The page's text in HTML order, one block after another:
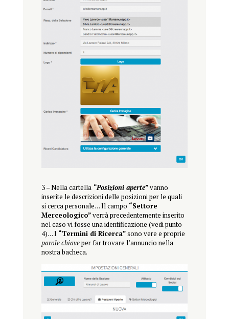
3 – Nella cartella “Posizioni aperte”vanno
inserite le descrizioni delle posizioni per le quali
si cerca personale… Il campo “Settore
Merceologico”verrà precedentemente inserito
nel caso vi fosse una identificazione (vedi punto
4)… I “Termini di Ricerca”sono vere e proprie
parole chiaveper far trovare l’annuncio nella
nostra bacheca.